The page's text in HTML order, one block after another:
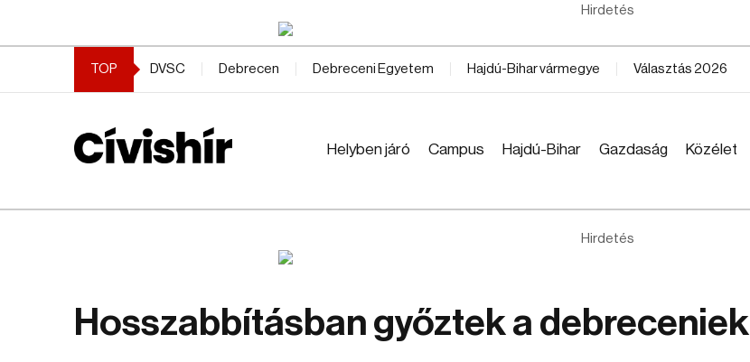
Hirdetés
TOP DVSC Debrecen Debreceni Egyetem Hajdú-Bihar vármegye Választás 2026
Helyben járó Campus Hajdú-Bihar Gazdaság Közélet
Hirdetés
Hosszabbításban győztek a debreceniek